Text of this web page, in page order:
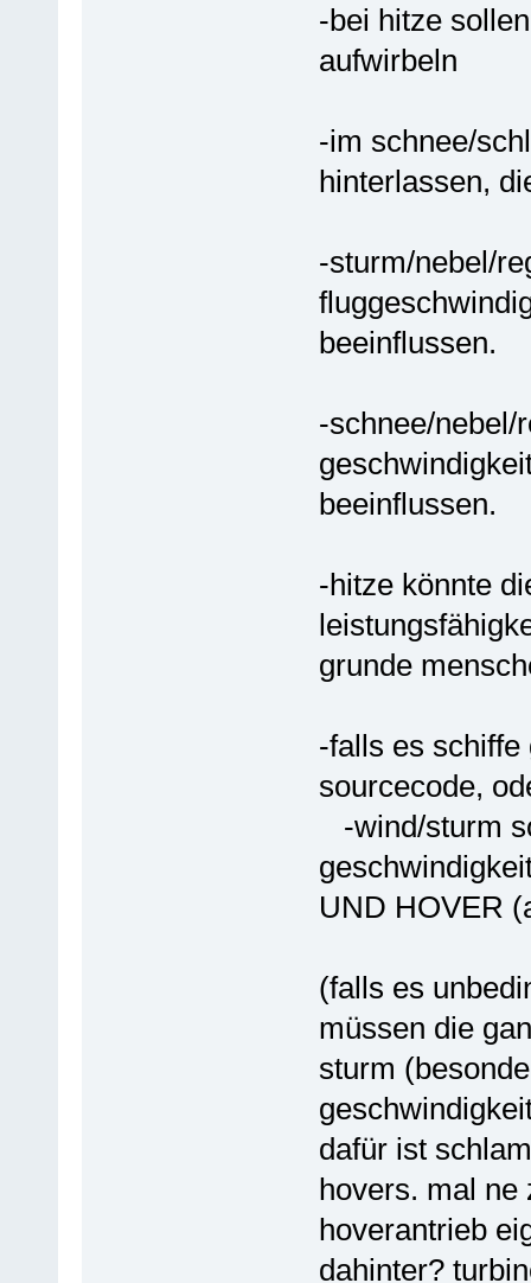
-bei hitze
aufwirbeln
-im schnee/
hinterlassen,
-sturm/nebel/
beeinflussen.
-schnee/nebel/
beeinflussen.
-hitze könnte
grunde
-falls es
sourcecode,
-wind/sturm
UND HOVER
(falls es
müssen die
sturm
dafür ist
hovers. mal ne
hoverantrieb
dahinter?